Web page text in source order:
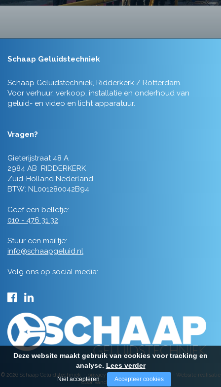
Schaap Geluidstechniek
Schaap Geluidstechniek, Ridderkerk / Rotterdam.
Voor verhuur, verkoop, installatie en onderhoud van
geluid- en video en licht apparatuur.
Vragen?
Gieterijstraat 48 A
2984 AB RIDDERKERK
Zuid-Holland Nederland
BTW: NL001280042B94
Geef een belletje:
010 - 476 31 32
Stuur een mailtje:
info@schaapgeluid.nl
Volg ons op social media:
© 2026 Schaap Geluidstechniek - privacy - algemene voorwaarden- Website realisatie
door Vanderperk Groep
Deze website maakt gebruik van cookies voor tracking en
analyse. Lees verder
Niet accepteren Accepteer cookies